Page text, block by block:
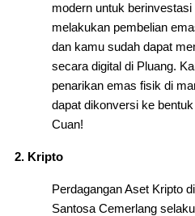
modern untuk
melakukan pembelian
dan kamu sudah dapat
secara digital di Pluang.
penarikan emas fisik di
dapat dikonversi ke
Cuan!
Kripto
Perdagangan Aset Kripto
Santosa Cemerlang